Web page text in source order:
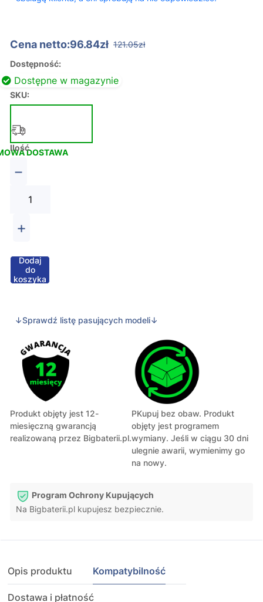
Cena netto:96.84zł 121.05zł
Dostępność:
Dostępne w magazynie
SKU:
DOSTAWA
Ilość
−
+
Dodaj
do
koszyka
↓Sprawdź listę pasujących modeli↓
Produkt objęty jest 12-
miesięczną gwarancją
realizowaną przez Bigbaterii.pl.
PKupuj bez obaw. Produkt
objęty jest programem
wymiany. Jeśli w ciągu 30 dni
ulegnie awarii, wymienimy go
na nowy.
Program Ochrony Kupujących
Na Bigbaterii.pl kupujesz bezpiecznie.
Opis produktu Kompatybilność
Dostawa i płatność